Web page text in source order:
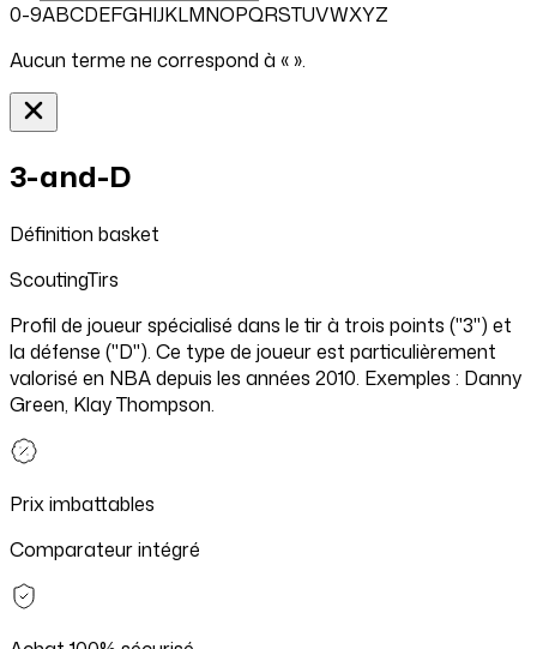
0-9ABCDEFGHIJKLMNOPQRSTUVWXYZ
Aucun terme ne correspond à «».
3-and-D
Définition basket
ScoutingTirs
Profil de joueur spécialisé dans le tir à trois points ("3") et
la défense ("D"). Ce type de joueur est particulièrement
valorisé en NBA depuis les années 2010. Exemples : Danny
Green, Klay Thompson.
Prix imbattables
Comparateur intégré